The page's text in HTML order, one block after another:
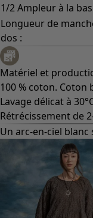
1/2 Ampleur à la
Longueur de
dos :
Matériel et
100 % coton.
Lavage délicat à
Rétrécissement de
Un arc-en-ciel